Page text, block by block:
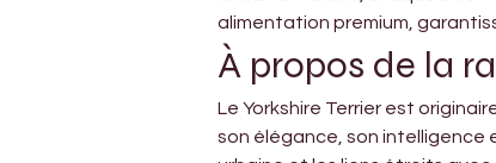
alimentation premium,
À propos de la
Le Yorkshire Terrier est
son élégance, son intelligence